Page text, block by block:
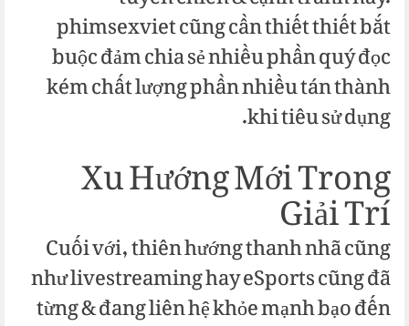
phimsexviet cũng cần thiết thiết bắt
buộc đảm chia sẻ nhiều phần quý đọc
kém chất lượng phần nhiều tán thành
khi tiêu sử dụng.
Xu Hướng Mới Trong
Giải Trí
Cuối với, thiên hướng thanh nhã cũng
như livestreaming hay eSports cũng đã
từng & đang liên hệ khỏe mạnh bạo đến